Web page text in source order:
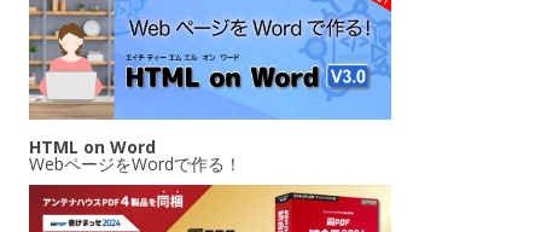
HTML on Word
WebページをWordで作る！